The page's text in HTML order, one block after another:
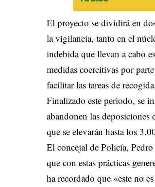
El proyecto se dividirá en
la vigilancia, tanto en el
indebida que llevan a cabo
medidas coercitivas por
facilitar las tareas de
Finalizado este periodo, se
abandonen las
que se elevarán hasta los
El concejal de Policía,
que con estas prácticas
ha recordado que «este no